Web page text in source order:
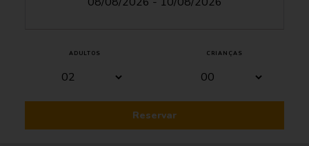
ADULTOS CRIANÇAS
Reservar